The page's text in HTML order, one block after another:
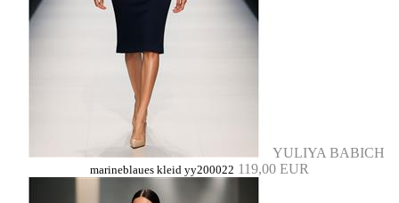
YULIYA BABICH
marineblaues kleid yy200022 119,00 EUR